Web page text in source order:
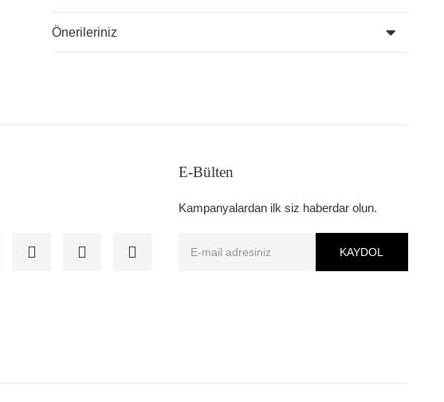
Önerileriniz
E-Bülten
Kampanyalardan ilk siz haberdar olun.
KAYDOL